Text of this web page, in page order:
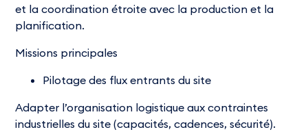
et la coordination étroite avec la production et la
planification.
Missions principales
Pilotage des flux entrants du site
Adapter l’organisation logistique aux contraintes
industrielles du site (capacités, cadences, sécurité).